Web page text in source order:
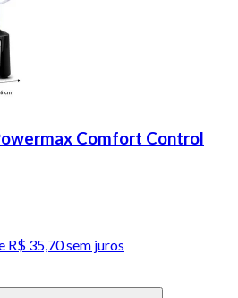
Comfort Control
R$ 35,70 sem juros